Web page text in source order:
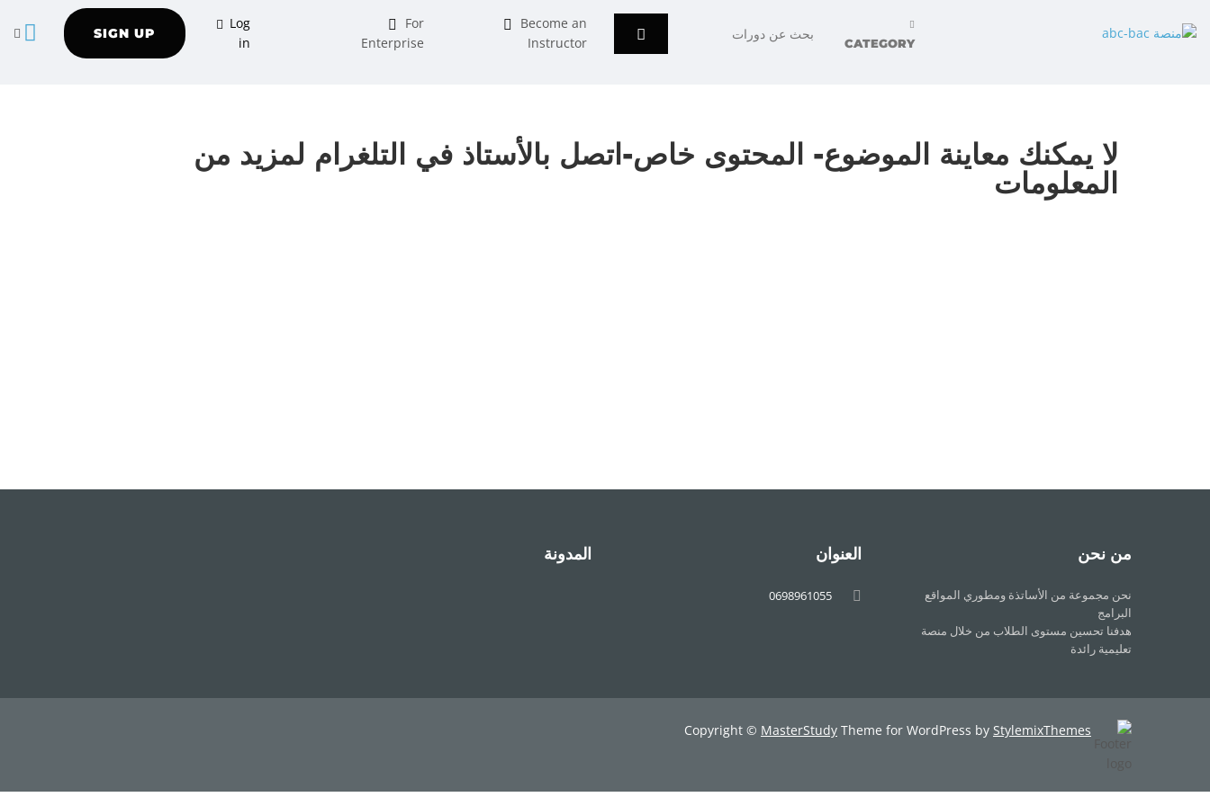
CATEGORY
Become an
Instructor
For
Enterprise
Log
in
SIGN UP
لا يمكنك معاينة الموضوع- المحتوى خاص-اتصل بالأستاذ في التلغرام لمزيد من
المعلومات
من نحن
نحن مجموعة من الأساتذة ومطوري المواقع
البرامج
هدفنا تحسين مستوى الطلاب من خلال منصة
تعليمية رائدة
العنوان
0698961055
المدونة
Copyright © MasterStudy Theme for WordPress by StylemixThemes